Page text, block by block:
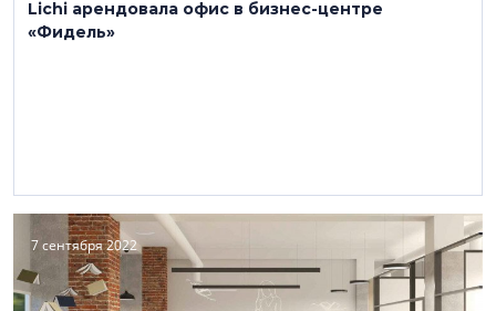
Lichi арендовала офис в бизнес-центре
«Фидель»
7 сентября 2022